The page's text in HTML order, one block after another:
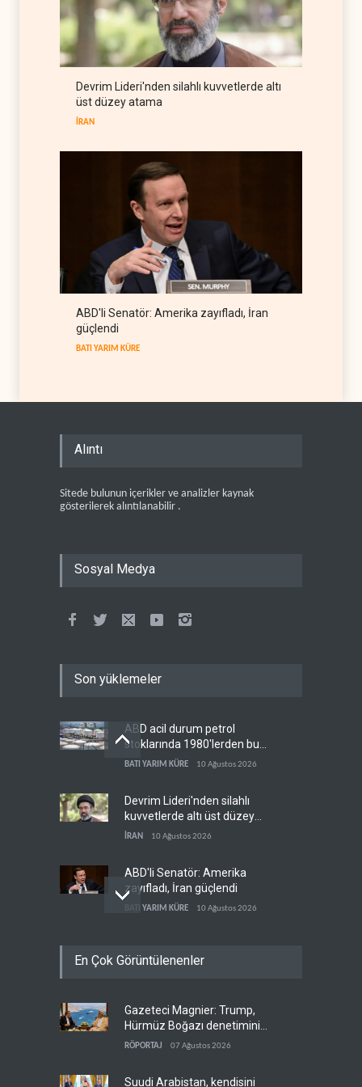
Gazze anlaşmazlığı Trump
ile Netanyahu ittifakını
sınava tabi tutuyor
İSRAİL 10 Ağustos 2026
başladı
Devrim Lideri'nden silahlı kuvvetlerde altı
üst düzey atama
İRAN
ABD'li Senatör: Amerika zayıfladı, İran
güçlendi
BATI YARIM KÜRE
Alıntı
Sitede bulunun içerikler ve analizler kaynak
gösterilerek alıntılanabilir .
Sosyal Medya
Son yüklemeler
ABD acil durum petrol
stoklarında 1980'lerden bu
yana en düşük seviye
BATI YARIM KÜRE 10 Ağustos 2026
Devrim Lideri'nden silahlı
kuvvetlerde altı üst düzey
atama
İRAN 10 Ağustos 2026
ABD'li Senatör: Amerika
zayıfladı, İran güçlendi
BATI YARIM KÜRE 10 Ağustos 2026
yeni petrol ihracatı
Rızai'nin yeni görevi İran
ordusunda geniş yankı buldu
10 Ağustos 2026
En Çok Görüntülenenler
Gazeteci Magnier: Trump,
Hürmüz Boğazı denetimini
doğrudan İran ve Umman'a
RÖPORTAJ 07 Ağustos 2026
Suudi Arabistan, kendisini